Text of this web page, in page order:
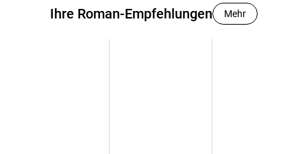
Ihre Roman-Empfehlungen Mehr